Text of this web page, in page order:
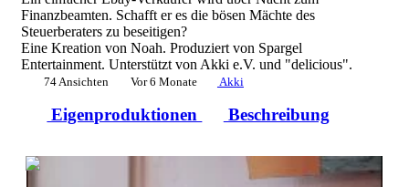
Finanzbeamten. Schafft er es die bösen Mächte des
Steuerberaters zu beseitigen?
Eine Kreation von Noah. Produziert von Spargel
Entertainment. Unterstützt von Akki e.V. und "delicious".
74 Ansichten Vor 6 Monate Akki
Eigenproduktionen Beschreibung
0:10:02